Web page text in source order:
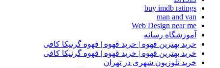
buy imdb ratings
man and van
Web Design near me
آموزشگاه رسانه
خرید بهترین قهوه | خرید قهوه | قهوه گرنیکا کافی
خرید بهترین قهوه | خرید قهوه | قهوه گرنیکا کافی
خرید تلوزیون شهری در تهران